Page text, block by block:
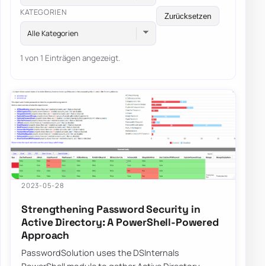
KATEGORIEN
Alle Kategorien
Zurücksetzen
1 von 1 Einträgen angezeigt.
2023-05-28
Strengthening Password Security in
Active Directory: A PowerShell-Powered
Approach
PasswordSolution uses the DSInternals